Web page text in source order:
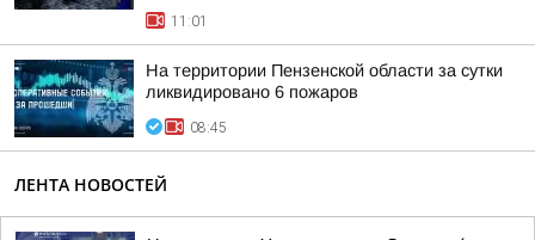
11:01
На территории Пензенской области за сутки
ликвидировано 6 пожаров
08:45
ЛЕНТА НОВОСТЕЙ